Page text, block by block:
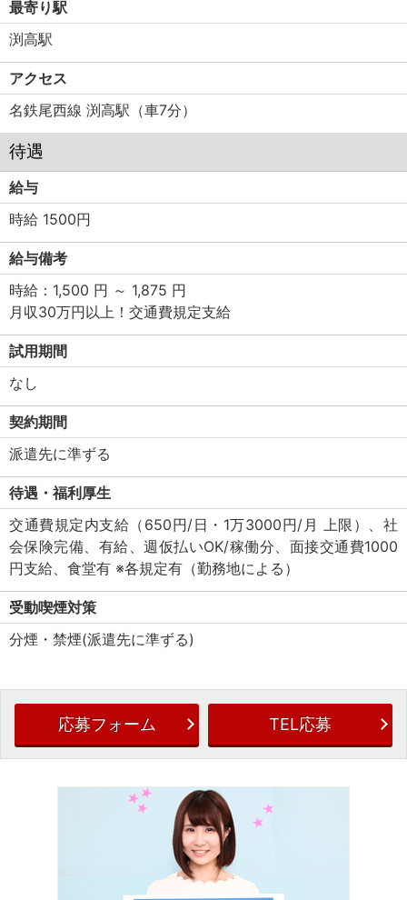
最寄り駅
渕高駅
アクセス
名鉄尾西線 渕高駅（車7分）
待遇
給与
時給 1500円
給与備考
時給：1,500 円 ～ 1,875 円
月収30万円以上！交通費規定支給
試用期間
なし
契約期間
派遣先に準ずる
待遇・福利厚生
交通費規定内支給（650円/日・1万3000円/月 上限）、社
会保険完備、有給、週仮払いOK/稼働分、面接交通費1000
円支給、食堂有 ※各規定有（勤務地による）
受動喫煙対策
分煙・禁煙(派遣先に準ずる)
応募フォーム TEL応募